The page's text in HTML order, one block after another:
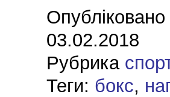
03.02.2018
Рубрика
Теги: бокс,